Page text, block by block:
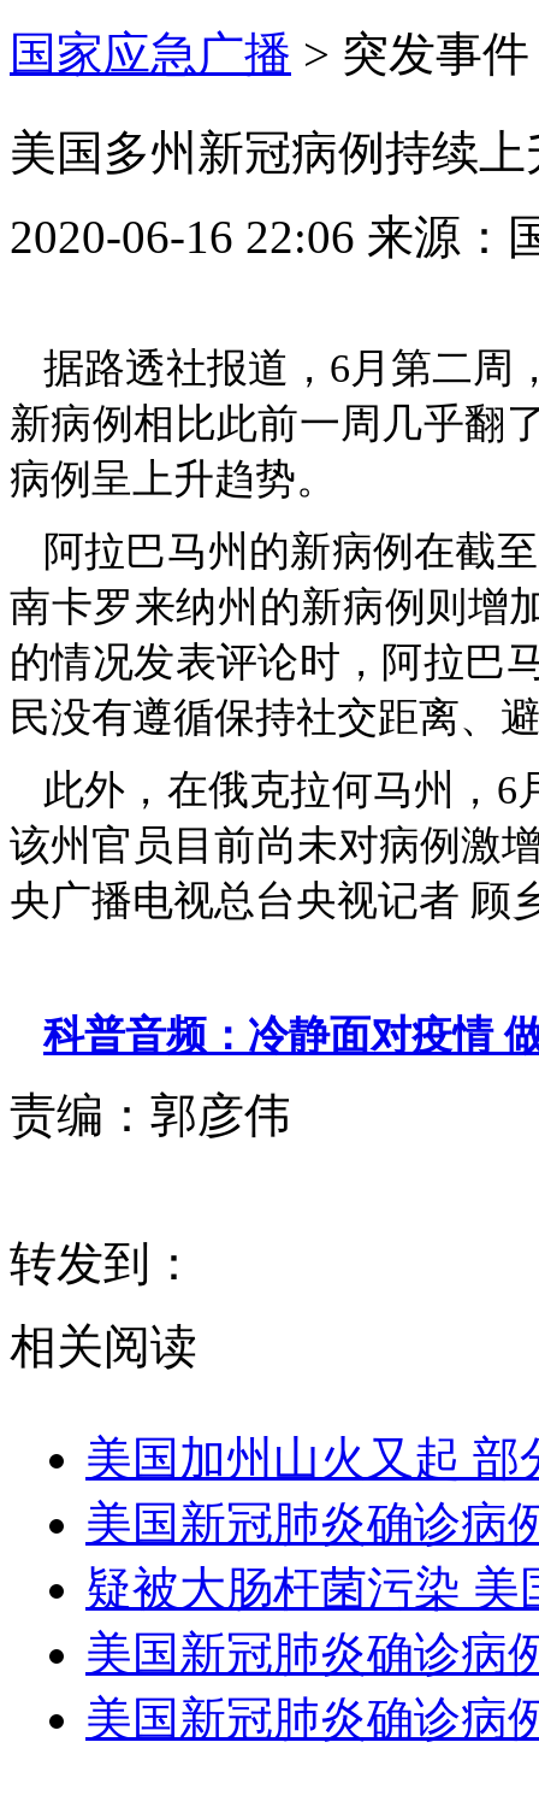
国家应急广播 > 突发事件
美国多州新冠病例持续
2020-06-16 22:06 来源：
据路透社报道，6月第二周
新病例相比此前一周几乎翻
病例呈上升趋势。
阿拉巴马州的新病例在截
南卡罗来纳州的新病例则增
的情况发表评论时，阿拉巴
民没有遵循保持社交距离、
此外，在俄克拉何马州，6
该州官员目前尚未对病例激
央广播电视总台央视记者 顾
科普音频：冷静面对疫情
责编： 郭彦伟
转发到：
相关阅读
美国加州山火又起 部
美国新冠肺炎确诊病
疑被大肠杆菌污染
美国新冠肺炎确诊病
美国新冠肺炎确诊病